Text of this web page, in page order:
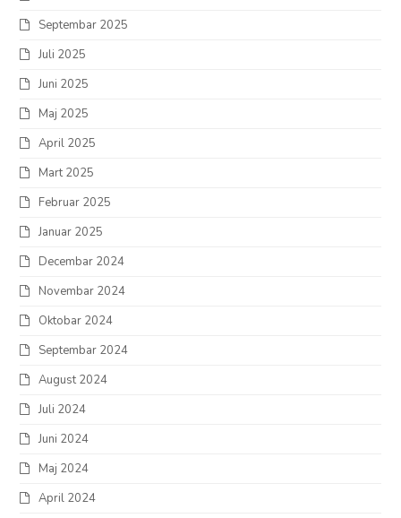
Septembar 2025
Juli 2025
Juni 2025
Maj 2025
April 2025
Mart 2025
Februar 2025
Januar 2025
Decembar 2024
Novembar 2024
Oktobar 2024
Septembar 2024
August 2024
Juli 2024
Juni 2024
Maj 2024
April 2024